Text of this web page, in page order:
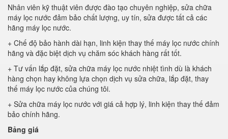
Nhân viên kỹ thuật viên được đào tạo chuyên nghiệp, sửa chữa
máy lọc nước đảm bảo chất lượng, uy tín, sửa được tất cả các
hãng máy lọc nước.
+ Chế độ bảo hành dài hạn, linh kiện thay thế máy lọc nước chính
hãng và đặc biệt dịch vụ chăm sóc khách hàng rất tốt.
+ Tư vấn lắp đặt, sửa chữa máy lọc nước nhiệt tình dù là khách
hàng chọn hay không lựa chọn dịch vụ sửa chữa, lắp đặt, thay
thế máy lọc nước của chúng tôi.
+ Sửa chữa máy lọc nước với giá cả hợp lý, linh kiện thay thế đảm
bảo chính hãng.
Bảng giá